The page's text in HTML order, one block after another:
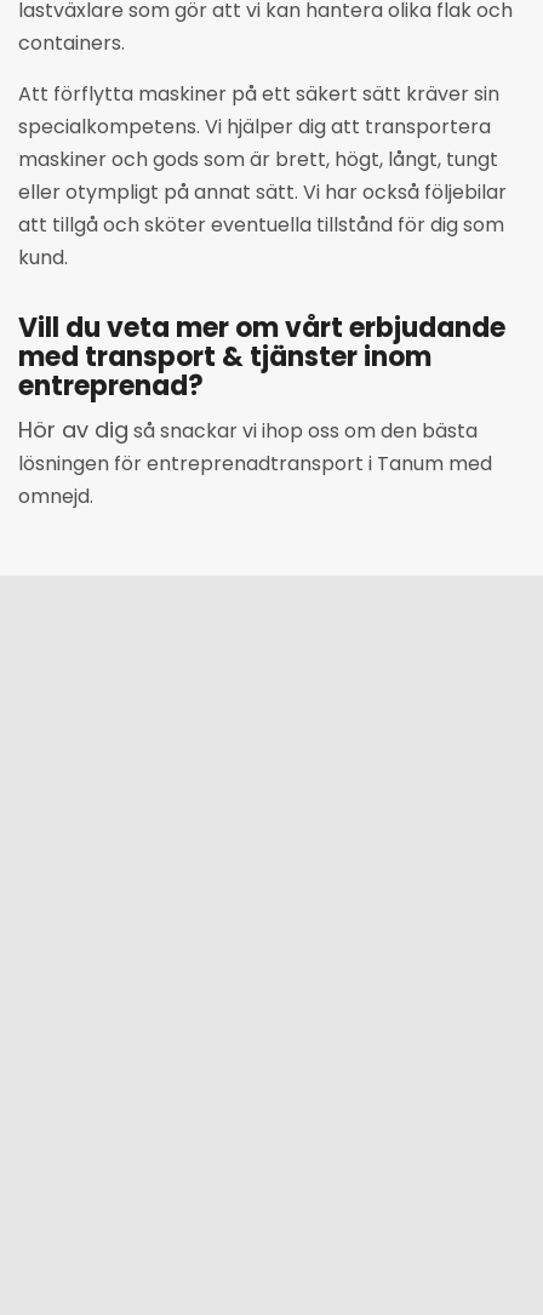
lastväxlare som gör att vi kan hantera olika flak och
containers.
Att förflytta maskiner på ett säkert sätt kräver sin
specialkompetens. Vi hjälper dig att transportera
maskiner och gods som är brett, högt, långt, tungt
eller otympligt på annat sätt. Vi har också följebilar
att tillgå och sköter eventuella tillstånd för dig som
kund.
Vill du veta mer om vårt erbjudande
med transport & tjänster inom
entreprenad?
Hör av dig så snackar vi ihop oss om den bästa
lösningen för entreprenadtransport i Tanum med
omnejd.